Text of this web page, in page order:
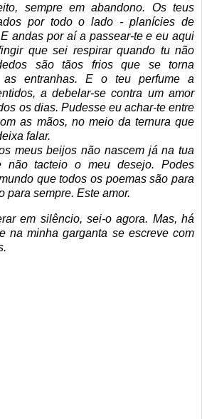
sempre em abandono. Os teus
por todo o lado - planícies de
andas por aí a passear-te e eu aqui
que sei respirar quando tu não
são tãos frios que se torna
as entranhas. E o teu perfume a
a debelar-se contra um amor
os dias. Pudesse eu achar-te entre
as mãos, no meio da ternura que
falar.
meus beijos não nascem já na tua
tacteio o meu desejo. Podes
que todos os poemas são para
para sempre. Este amor.
em silêncio, sei-o agora. Mas, há
na minha garganta se escreve com